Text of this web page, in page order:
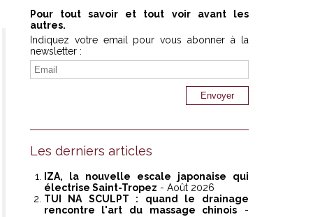
Pour tout savoir et tout voir avant les
autres.
Indiquez votre email pour vous abonner à la
newsletter :
Les derniers articles
IZA, la nouvelle escale japonaise qui
électrise Saint-Tropez - Août 2026
TUI NA SCULPT : quand le drainage
rencontre l'art du massage chinois -